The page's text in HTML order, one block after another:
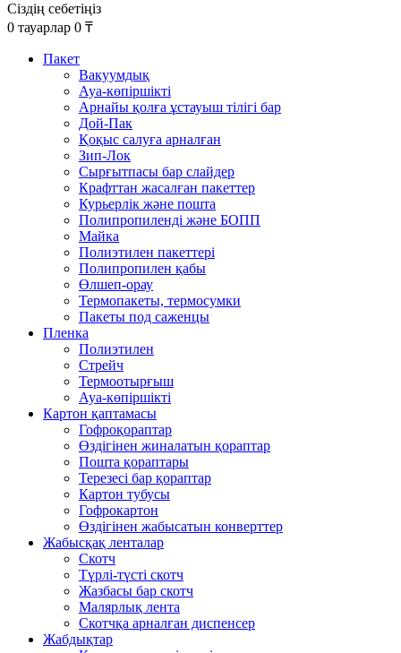
Сіздің себетіңіз
0 тауарлар 0 ₸
Пакет
Вакуумдық
Ауа-көпіршікті
Арнайы қолға ұстауыш тілігі бар
Дой-Пак
Қоқыс салуға арналған
Зип-Лок
Сырғытпасы бар слайдер
Крафттан жасалған пакеттер
Курьерлік және пошта
Полипропиленді және БОПП
Майка
Полиэтилен пакеттері
Полипропилен қабы
Өлшеп-орау
Термопакеты, термосумки
Пакеты под саженцы
Пленка
Полиэтилен
Стрейч
Термоотырғыш
Ауа-көпіршікті
Картон қаптамасы
Гофроқораптар
Өздігінен жиналатын қораптар
Пошта қораптары
Терезесі бар қораптар
Картон тубусы
Гофрокартон
Өздігінен жабысатын конверттер
Жабысқақ ленталар
Скотч
Түрлі-түсті скотч
Жазбасы бар скотч
Малярлық лента
Скотчқа арналған диспенсер
Жабдықтар